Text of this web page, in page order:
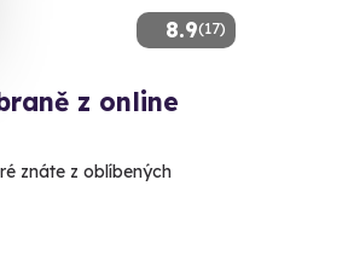
8.9(17)
z online
znáte z oblíbených